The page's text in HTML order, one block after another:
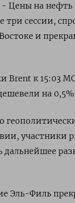
Цены на нефть
три сессии,
и
Brent к 15:03
на 0,5%
участники
Эль-Филь